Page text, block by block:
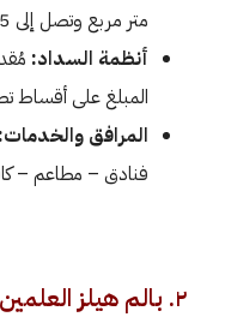
متر مربع وتصل إلى 785 متر مربع.
أنظمة السداد:
المبلغ على أقساط تصل
المرافق والخدمات:
فنادق – مطاعم –
٢. بالم هيلز العلمين الجديدة